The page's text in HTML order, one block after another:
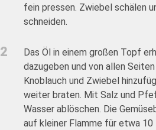
fein pressen. Zwiebel schälen
schneiden.
2
Das Öl in einem großen Topf
dazugeben und von allen
Knoblauch und Zwiebel
weiter braten. Mit Salz und
Wasser ablöschen. Die
auf kleiner Flamme für etwa 10